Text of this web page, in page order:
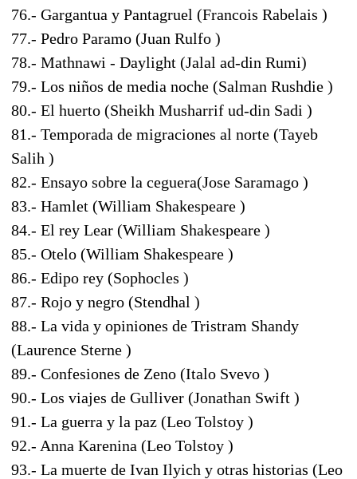
76.- Gargantua y Pantagruel (Francois Rabelais )
77.- Pedro Paramo (Juan Rulfo )
78.- Mathnawi - Daylight (Jalal ad-din Rumi)
79.- Los niños de media noche (Salman Rushdie )
80.- El huerto (Sheikh Musharrif ud-din Sadi )
81.- Temporada de migraciones al norte (Tayeb
Salih )
82.- Ensayo sobre la ceguera(Jose Saramago )
83.- Hamlet (William Shakespeare )
84.- El rey Lear (William Shakespeare )
85.- Otelo (William Shakespeare )
86.- Edipo rey (Sophocles )
87.- Rojo y negro (Stendhal )
88.- La vida y opiniones de Tristram Shandy
(Laurence Sterne )
89.- Confesiones de Zeno (Italo Svevo )
90.- Los viajes de Gulliver (Jonathan Swift )
91.- La guerra y la paz (Leo Tolstoy )
92.- Anna Karenina (Leo Tolstoy )
93.- La muerte de Ivan Ilyich y otras historias (Leo